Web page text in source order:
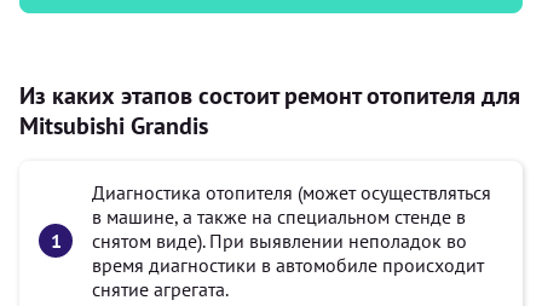
Из каких этапов состоит ремонт отопителя для
Mitsubishi Grandis
Диагностика отопителя (может осуществляться
в машине, а также на специальном стенде в
снятом виде). При выявлении неполадок во
время диагностики в автомобиле происходит
снятие агрегата.